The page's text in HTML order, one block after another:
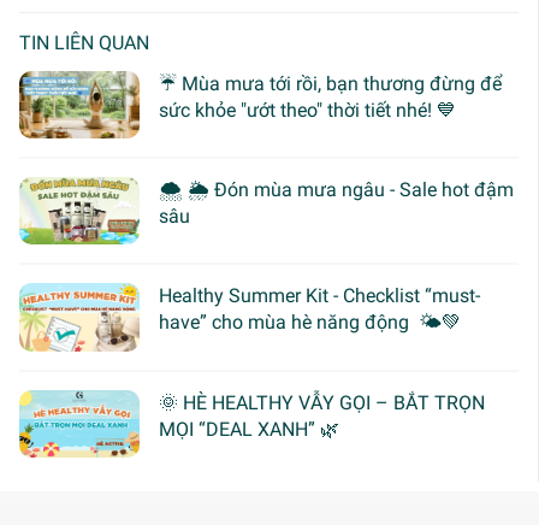
TIN LIÊN QUAN
☔ Mùa mưa tới rồi, bạn thương đừng để
sức khỏe "ướt theo" thời tiết nhé! 💙
🌨 🌦 Đón mùa mưa ngâu - Sale hot đậm
sâu
Healthy Summer Kit - Checklist “must-
have” cho mùa hè năng động 🌤️💚
🌞 HÈ HEALTHY VẪY GỌI – BẮT TRỌN
MỌI “DEAL XANH” 🌿